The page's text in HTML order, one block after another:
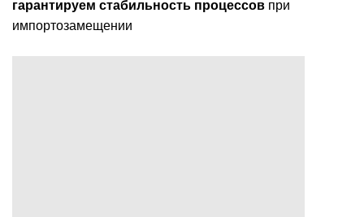
гарантируем стабильность процессов при
импортозамещении